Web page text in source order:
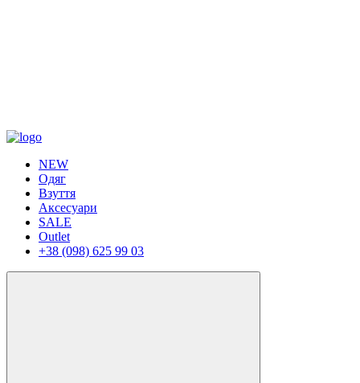
NEW
Одяг
Взуття
Аксесуари
SALE
Outlet
+38 (098) 625 99 03